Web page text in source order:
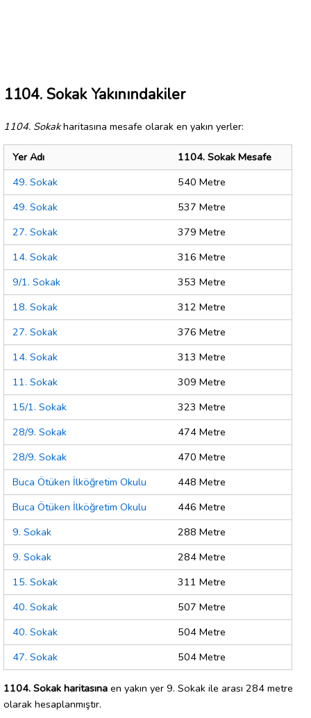
1104. Sokak Yakınındakiler
1104. Sokakharitasına mesafe olarak en yakın yerler:
Yer Adı
1104. Sokak Mesafe
49. Sokak
540 Metre
49. Sokak
537 Metre
27. Sokak
379 Metre
14. Sokak
316 Metre
9/1. Sokak
353 Metre
18. Sokak
312 Metre
27. Sokak
376 Metre
14. Sokak
313 Metre
11. Sokak
309 Metre
15/1. Sokak
323 Metre
28/9. Sokak
474 Metre
28/9. Sokak
470 Metre
Buca Ötüken İlköğretim Okulu
448 Metre
Buca Ötüken İlköğretim Okulu
446 Metre
9. Sokak
288 Metre
9. Sokak
284 Metre
15. Sokak
311 Metre
40. Sokak
507 Metre
40. Sokak
504 Metre
47. Sokak
504 Metre
1104. Sokak haritasına en yakın yer 9. Sokak ile arası 284 metre
olarak hesaplanmıştır.